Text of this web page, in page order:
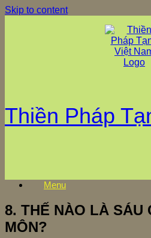
Skip to content
Thiền Pháp
Menu
8. THẾ NÀO LÀ SÁU
MÔN?